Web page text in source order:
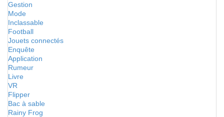
Gestion
Mode
Inclassable
Football
Jouets connectés
Enquête
Application
Rumeur
Livre
VR
Flipper
Bac à sable
Rainy Frog